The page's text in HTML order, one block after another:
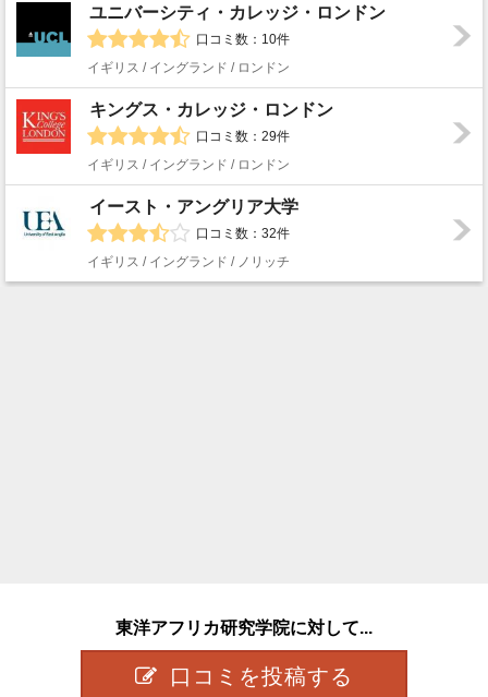
ユニバーシティ・カレッジ・ロンドン
口コミ数：10件
イギリス / イングランド / ロンドン
キングス・カレッジ・ロンドン
口コミ数：29件
イギリス / イングランド / ロンドン
イースト・アングリア大学
口コミ数：32件
イギリス / イングランド / ノリッチ
東洋アフリカ研究学院に対して...
口コミを投稿する